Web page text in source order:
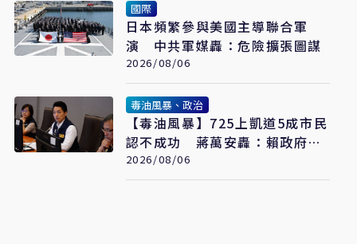
國際
日本頻繁參與美國主導聯合軍
演 中共軍媒轟：危險擴張圖謀
2026/08/06
毒油風暴、政治
【毒油風暴】725上凱道5成市民
認不成功 蔣萬安轟：賴政府失
去人民信任
2026/08/06